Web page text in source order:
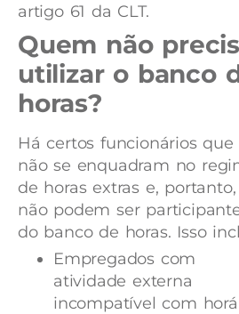
artigo 61 da CLT.
Quem não
utilizar o banco
horas?
Há certos funcionários que
não se enquadram no
de horas extras e, portanto,
não podem ser
do banco de horas. Isso
Empregados com
atividade externa
incompatível com